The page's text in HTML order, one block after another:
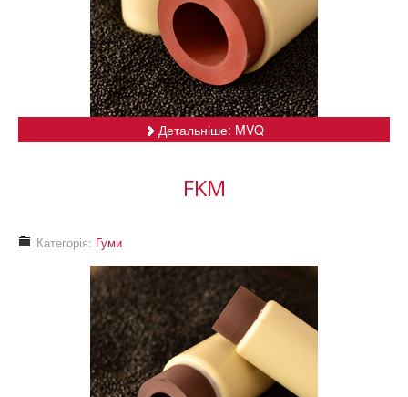
Контакти
Детальніше: MVQ
FKM
Категорія: Гуми